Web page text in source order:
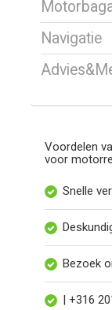
Navigatie
Voordelen
voor
Snelle
Bezoek
| +316